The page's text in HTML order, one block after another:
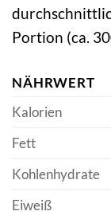
Portion (ca.
NÄHRWERT
Kalorien
Fett
Kohlenhydrate
Eiweiß